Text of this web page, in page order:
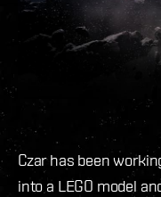
Czar has been
into a LEGO model